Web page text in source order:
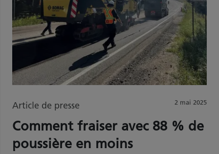
2 mai 2025
Article de presse
Comment fraiser avec 88 % de
poussière en moins